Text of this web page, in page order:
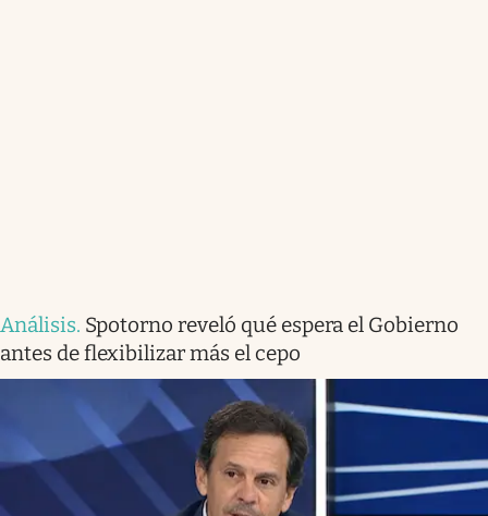
Análisis. Spotorno reveló qué espera el Gobierno
antes de flexibilizar más el cepo